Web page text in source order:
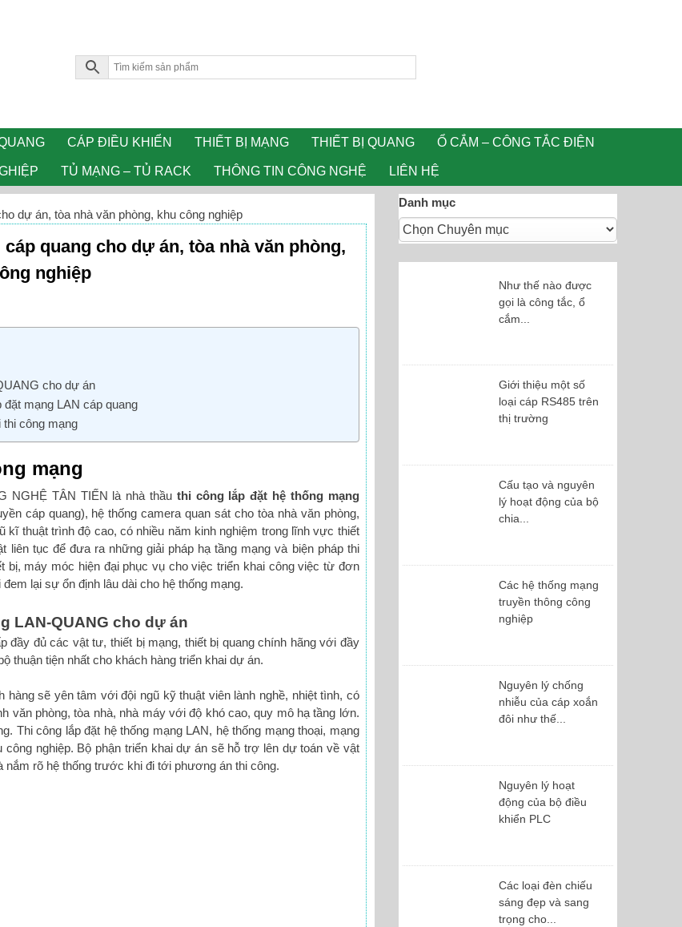
CÁP ĐIỀU KHIỂN THIẾT BỊ MẠNG THIẾT BỊ QUANG Ổ CẮM – CÔNG TẮC ĐIỆN
TỦ MẠNG – TỦ RACK THÔNG TIN CÔNG NGHỆ LIÊN HỆ
dự án, tòa nhà văn phòng, khu công nghiệp
quang cho dự án, tòa nhà văn phòng,
nghiệp
cho dự án
mạng LAN cáp quang
thi công mạng
mạng
NGHỆ TÂN TIẾN là nhà thầu thi công lắp đặt hệ thống mạng
cáp quang), hệ thống camera quan sát cho tòa nhà văn phòng,
thuật trình độ cao, có nhiều năm kinh nghiệm trong lĩnh vực thiết
tục để đưa ra những giải pháp hạ tầng mạng và biện pháp thi
bị, máy móc hiện đại phục vụ cho việc triển khai công việc từ đơn
lại sự ổn định lâu dài cho hệ thống mạng.
LAN-QUANG cho dự án
đầy đủ các vật tư, thiết bị mạng, thiết bị quang chính hãng với đầy
thuận tiện nhất cho khách hàng triển khai dự án.
hàng sẽ yên tâm với đội ngũ kỹ thuật viên lành nghề, nhiệt tình, có
văn phòng, tòa nhà, nhà máy với độ khó cao, quy mô hạ tầng lớn.
Thi công lắp đặt hệ thống mạng LAN, hệ thống mạng thoại, mạng
nghiệp. Bộ phận triển khai dự án sẽ hỗ trợ lên dự toán về vật
rõ hệ thống trước khi đi tới phương án thi công.
Danh mục
Như thế nào được
gọi là công tắc, ổ
cắm...
Giới thiệu một số
loại cáp RS485 trên
thị trường
Cấu tạo và nguyên
lý hoạt động của bộ
chia...
Các hệ thống mạng
truyền thông công
nghiệp
Nguyên lý chống
nhiễu của cáp xoắn
đôi như thế...
Nguyên lý hoạt
động của bộ điều
khiển PLC
Các loại đèn chiếu
sáng đẹp và sang
trọng cho...